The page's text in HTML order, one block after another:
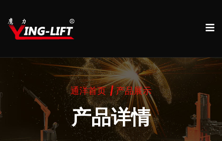
通洋首页 产品展示
产品详情